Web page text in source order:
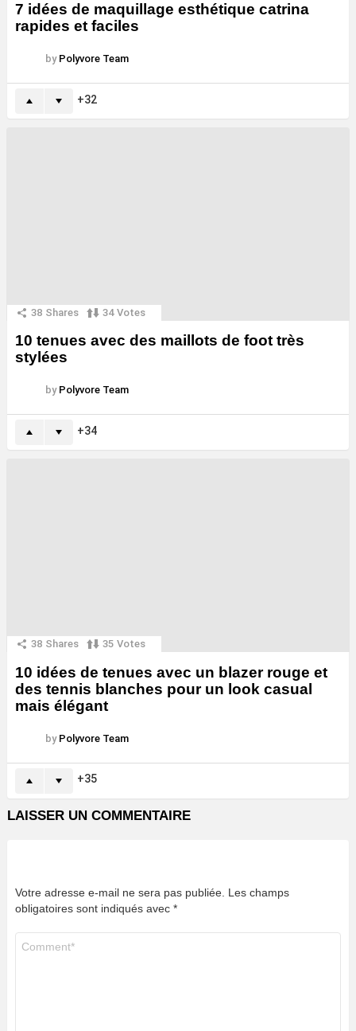
7 idées de maquillage esthétique catrina
rapides et faciles
by Polyvore Team
32
38 Shares 34 Votes
10 tenues avec des maillots de foot très
stylées
by Polyvore Team
34
38 Shares 35 Votes
10 idées de tenues avec un blazer rouge et
des tennis blanches pour un look casual
mais élégant
by Polyvore Team
35
LAISSER UN COMMENTAIRE
Votre adresse e-mail ne sera pas publiée. Les champs
obligatoires sont indiqués avec *